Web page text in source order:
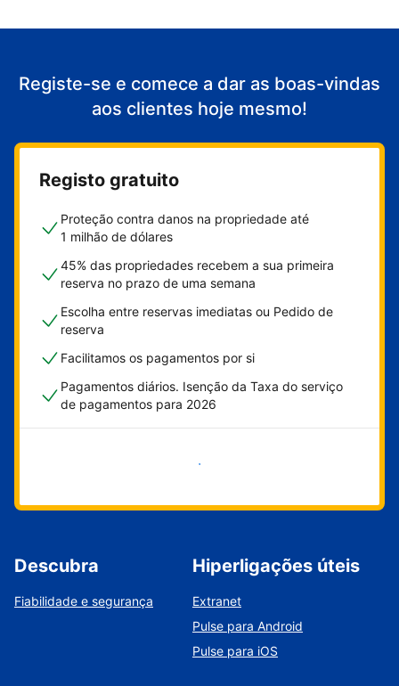
Registe-se e comece a dar as boas-vindas
aos clientes hoje mesmo!
Registo gratuito
Proteção contra danos na propriedade até
1 milhão de dólares
45% das propriedades recebem a sua primeira
reserva no prazo de uma semana
Escolha entre reservas imediatas ou Pedido de
reserva
Facilitamos os pagamentos por si
Pagamentos diários. Isenção da Taxa do serviço
de pagamentos para 2026
Comece já
Descubra
Fiabilidade e segurança
Hiperligações úteis
Extranet
Pulse para Android
Pulse para iOS